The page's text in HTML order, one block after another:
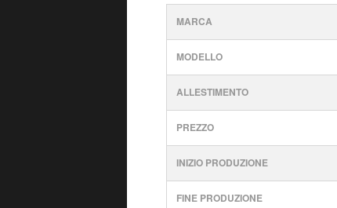
MARCA
MODELLO
ALLESTIMENTO
PREZZO
INIZIO PRODUZIONE
FINE PRODUZIONE